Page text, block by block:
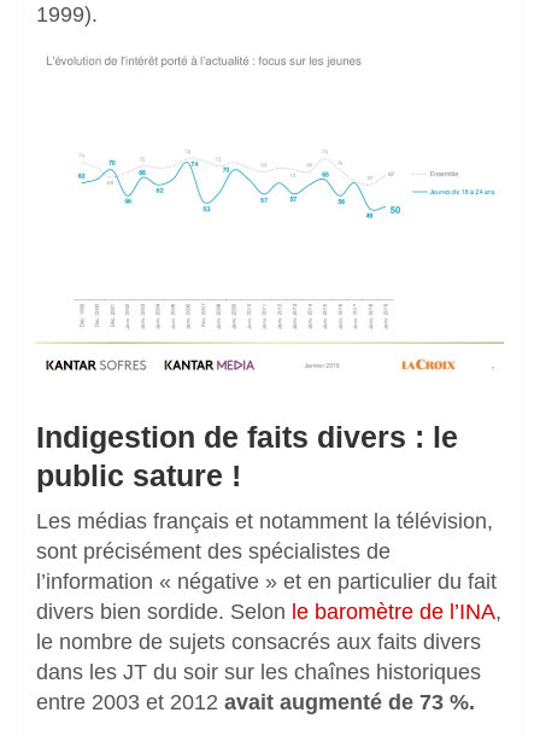
1999).
Indigestion de faits divers : le
public sature !
Les médias français et notamment la télévision,
sont précisément des spécialistes de
l’information « négative » et en particulier du fait
divers bien sordide. Selon le baromètre de l’INA,
le nombre de sujets consacrés aux faits divers
dans les JT du soir sur les chaînes historiques
entre 2003 et 2012 avait augmenté de 73 %.